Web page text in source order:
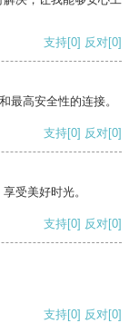
支持[0] 反对[0]
最高安全性的连接。
支持[0] 反对[0]
受美好时光。
支持[0] 反对[0]
支持[0] 反对[0]